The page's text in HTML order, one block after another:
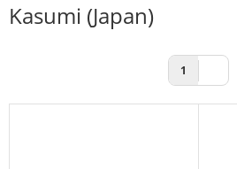
Kasumi (Japan)
1